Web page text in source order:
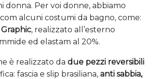
donna. Per voi donne, abbiamo
alcuni costumi da bagno, come:
, realizzato all’esterno
ed elastam al 20%.
è realizzato da due pezzi reversibili
fascia e slip brasiliana, anti sabbia,